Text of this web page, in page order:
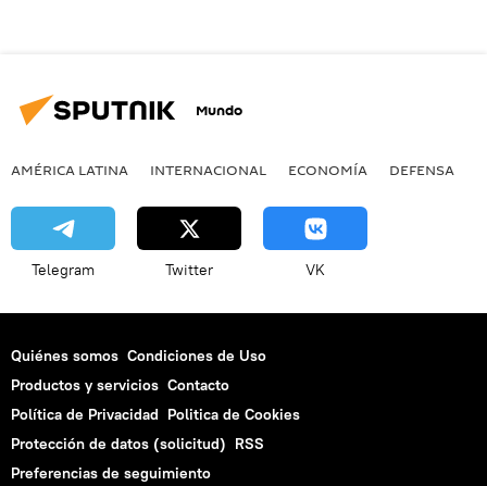
Mundo
AMÉRICA LATINA INTERNACIONAL ECONOMÍA DEFENSA
Telegram Twitter VK
Quiénes somos Condiciones de Uso
Productos y servicios Contacto
Política de Privacidad Politica de Cookies
Protección de datos (solicitud) RSS
Preferencias de seguimiento